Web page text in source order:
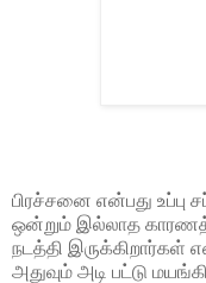
பிரச்சனை என்பது உப்பு
ஒன்றும் இல்லாத
நடத்தி இருக்கிறார்கள்
அதுவும் அடி பட்டு